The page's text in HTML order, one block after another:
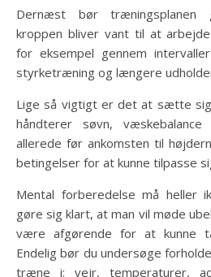
Dernæst bør træningsplanen
kroppen bliver vant til at
for eksempel gennem
styrketræning og længere
Lige så vigtigt er det at sætte
håndterer søvn,
allerede før ankomsten til
betingelser for at kunne tilpasse
Mental forberedelse må heller
gøre sig klart, at man vil møde
være afgørende for at kunne
Endelig bør du undersøge
træne i: vejr, temperaturer,